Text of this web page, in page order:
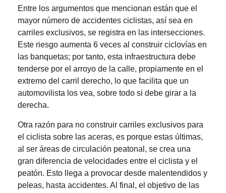
Entre los argumentos que mencionan están que el
mayor número de accidentes ciclistas, así sea en
carriles exclusivos, se registra en las intersecciones.
Este riesgo aumenta 6 veces al construir ciclovías en
las banquetas; por tanto, esta infraestructura debe
tenderse por el arroyo de la calle, propiamente en el
extremo del carril derecho, lo que facilita que un
automovilista los vea, sobre todo si debe girar a la
derecha.
Otra razón para no construir carriles exclusivos para
el ciclista sobre las aceras, es porque estas últimas,
al ser áreas de circulación peatonal, se crea una
gran diferencia de velocidades entre el ciclista y el
peatón. Esto llega a provocar desde malentendidos y
peleas, hasta accidentes. Al final, el objetivo de las